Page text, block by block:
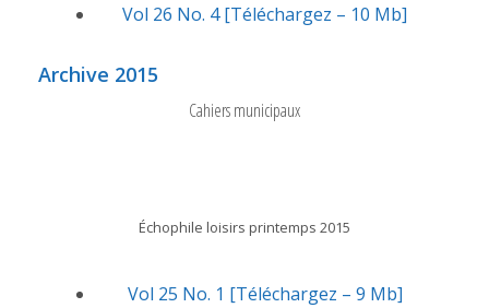
Vol 26 No. 4 [Téléchargez – 10 Mb]
Archive 2015
Cahiers municipaux
Échophile loisirs printemps 2015
Vol 25 No. 1 [Téléchargez – 9 Mb]